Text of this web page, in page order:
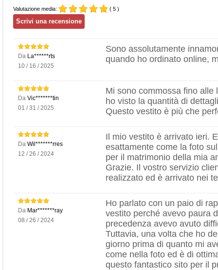
Valutazione media: ( 5 )
Da La******rts
10 / 16 / 2025
Sono assolutamente
quando ho ordinato online,
Da Vic*******tin
01 / 31 / 2025
Mi sono commossa fino
ho visto la quantità di
Questo vestito è più che
Da Wil*******rres
12 / 26 / 2024
Il mio vestito è arrivato ieri.
esattamente come la foto
per il matrimonio della mia
Grazie. Il vostro servizio
realizzato ed è arrivato nei
Da Mar*******ray
08 / 26 / 2024
Ho parlato con un paio di
vestito perché avevo paura
precedenza avevo avuto
Tuttavia, una volta che ho
giorno prima di quanto mi
come nella foto ed è di
questo fantastico sito per il